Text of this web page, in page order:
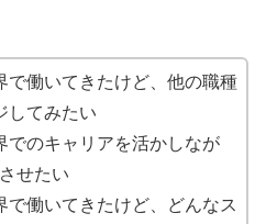
で働いてきたけど、他の職種
してみたい
でのキャリアを活かしなが
せたい
で働いてきたけど、どんなス